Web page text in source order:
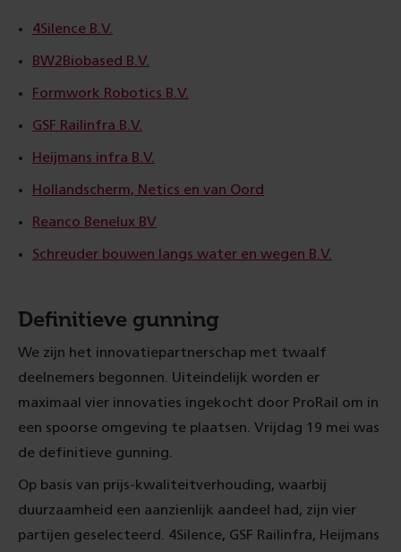
4Silence B.V.
BW2Biobased B.V.
Formwork Robotics B.V.
GSF Railinfra B.V.
Heijmans infra B.V.
Hollandscherm, Netics en van Oord
Reanco Benelux BV
Schreuder bouwen langs water en wegen B.V.
Definitieve gunning
We zijn het innovatiepartnerschap met twaalf
deelnemers begonnen. Uiteindelijk worden er
maximaal vier innovaties ingekocht door ProRail om in
een spoorse omgeving te plaatsen. Vrijdag 19 mei was
de definitieve gunning.
Op basis van prijs-kwaliteitverhouding, waarbij
duurzaamheid een aanzienlijk aandeel had, zijn vier
partijen geselecteerd. 4Silence, GSF Railinfra, Heijmans